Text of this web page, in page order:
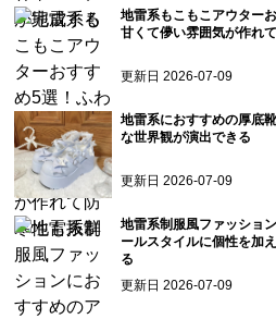
地雷系もこもこアウター
甘くて儚い雰囲気が作れ
更新日2026-07-09
地雷系におすすめの厚底
な世界観が演出できる
更新日2026-07-09
地雷系制服風ファッショ
ールスタイルに個性を加
る
更新日2026-07-09